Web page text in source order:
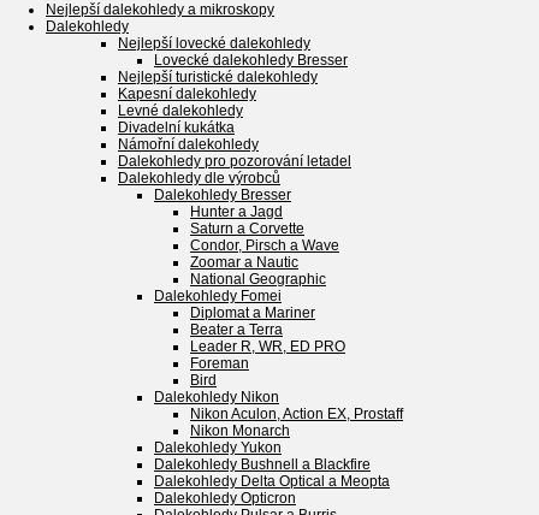
Nejlepší dalekohledy a mikroskopy
Dalekohledy
Nejlepší lovecké dalekohledy
Lovecké dalekohledy Bresser
Nejlepší turistické dalekohledy
Kapesní dalekohledy
Levné dalekohledy
Divadelní kukátka
Námořní dalekohledy
Dalekohledy pro pozorování letadel
Dalekohledy dle výrobců
Dalekohledy Bresser
Hunter a Jagd
Saturn a Corvette
Condor, Pirsch a Wave
Zoomar a Nautic
National Geographic
Dalekohledy Fomei
Diplomat a Mariner
Beater a Terra
Leader R, WR, ED PRO
Foreman
Bird
Dalekohledy Nikon
Nikon Aculon, Action EX, Prostaff
Nikon Monarch
Dalekohledy Yukon
Dalekohledy Bushnell a Blackfire
Dalekohledy Delta Optical a Meopta
Dalekohledy Opticron